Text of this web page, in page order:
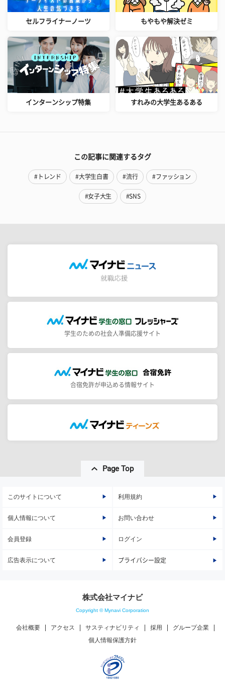
セルフライナーノーツ もやもや解決ゼミ
インターンシップ特集 すれみの大学生あるある
この記事に関連するタグ
#トレンド #大学生白書 #流行 #ファッション
#女子大生 #SNS
学生のための社会人準備応援サイト
合宿免許が申込める情報サイト
Page Top
このサイトについて 利用規約
個人情報について お問い合わせ
会員登録 ログイン
広告表示について プライバシー設定
株式会社マイナビ
Copyright © Mynavi Corporation
会社概要 アクセス サスティナビリティ 採用
グループ企業
個人情報保護方針